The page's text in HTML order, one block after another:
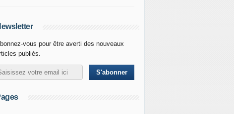
vous pour être averti des nouveaux
publiés.